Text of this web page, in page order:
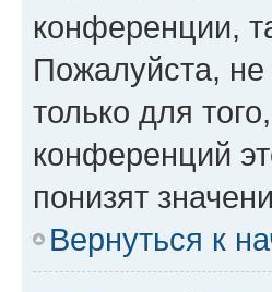
конференции,
Пожалуйста,
только для
конференций
понизят
Вернуться к